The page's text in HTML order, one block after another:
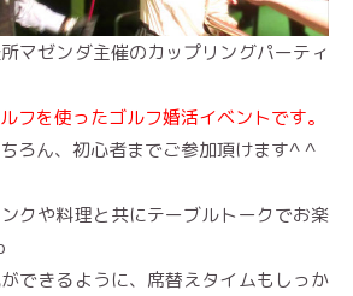
マゼンダ主催のカップリングパーティ
フを使ったゴルフ婚活イベントです。
ろん、初心者までご参加頂けます^ ^
クや料理と共にテーブルトークでお楽
できるように、席替えタイムもしっか